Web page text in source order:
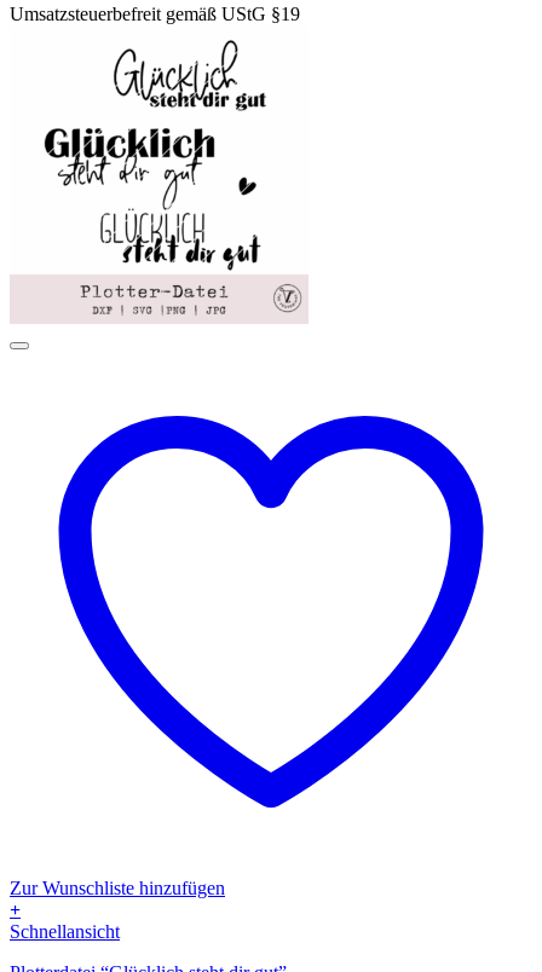
Die
Produktseite
gewählt
werden
bis
Umsatzsteuerbefreit gemäß UStG §19
Zur Wunschliste hinzufügen
+
Dieses
Schnellansicht